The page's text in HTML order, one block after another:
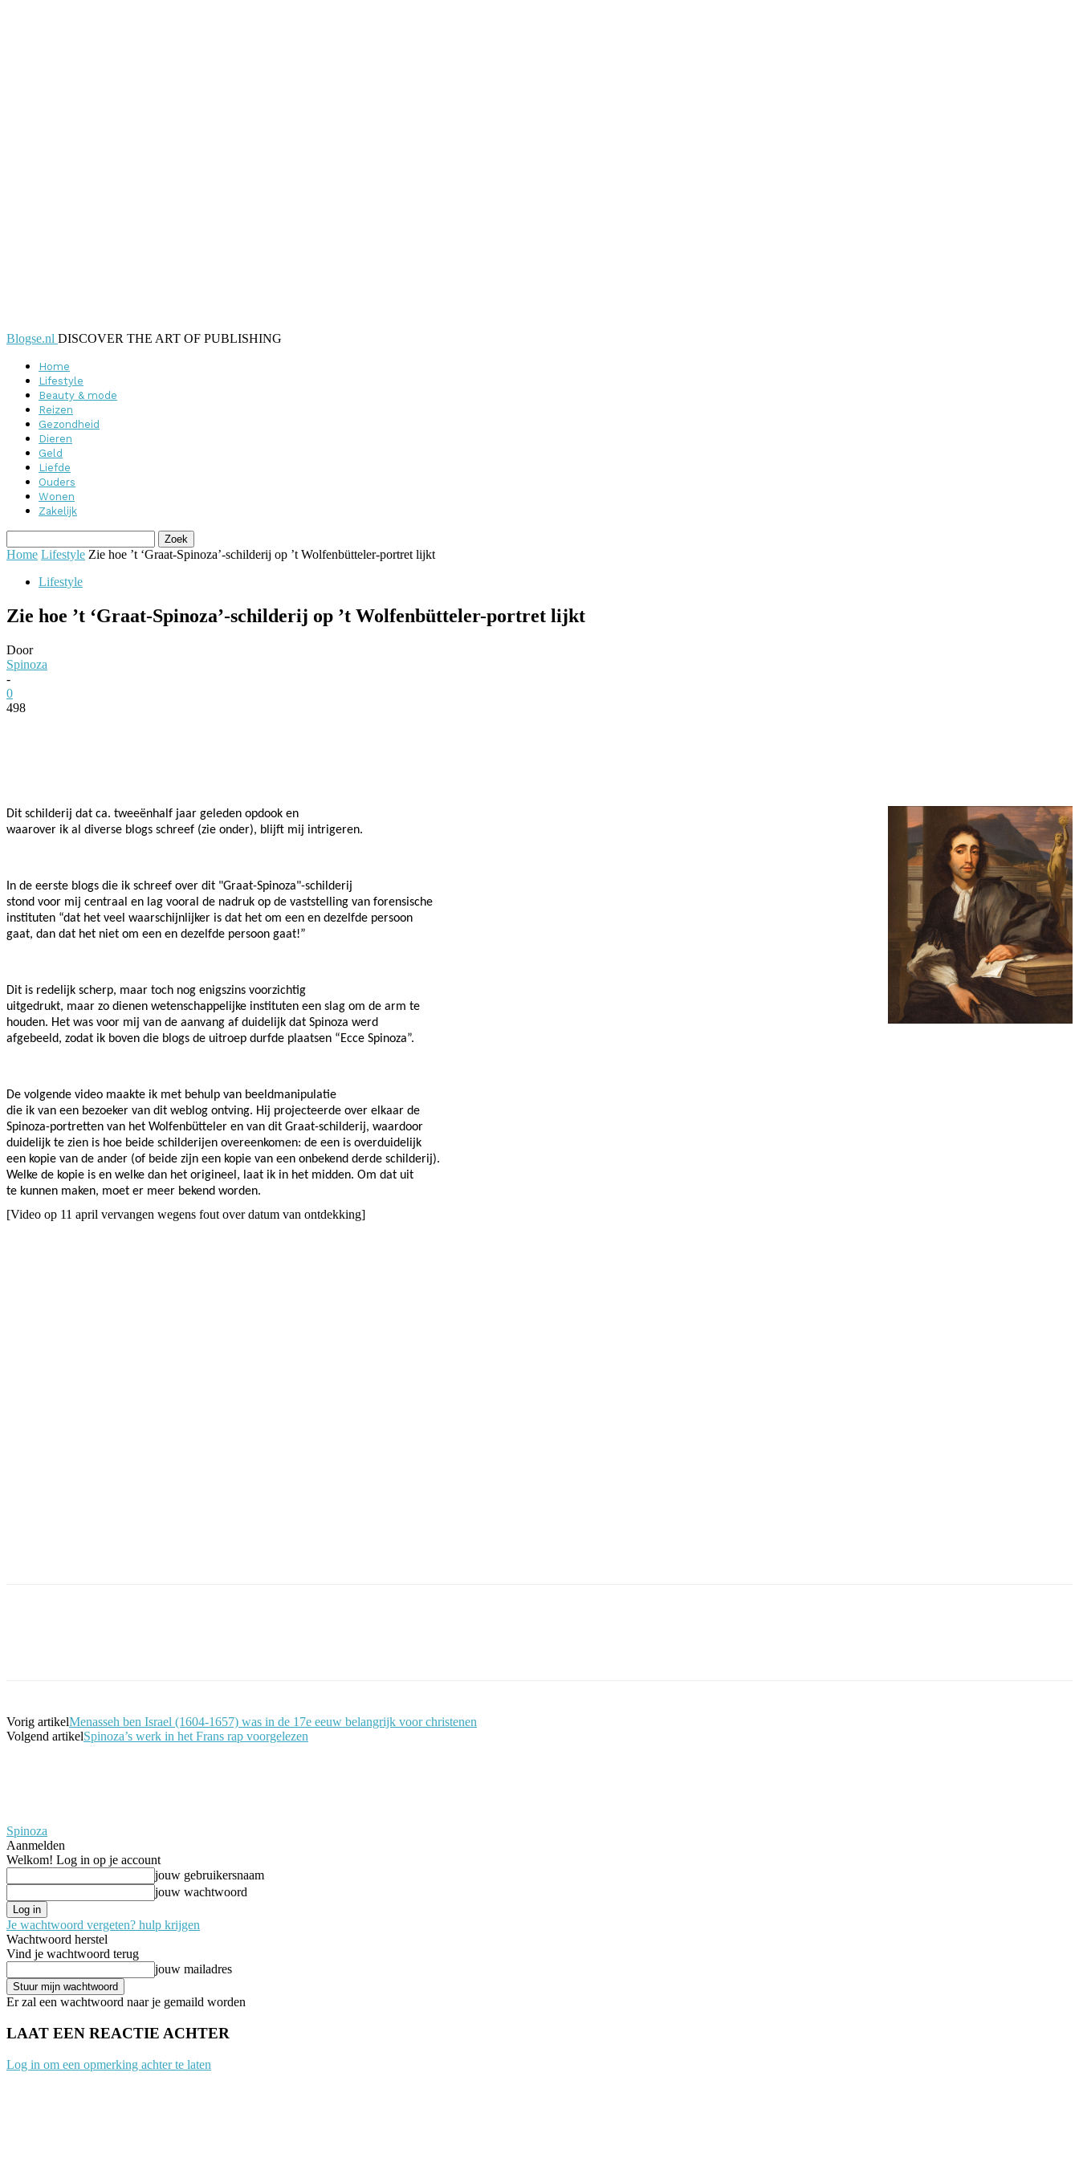
Blogse.nl DISCOVER THE ART OF PUBLISHING
Home
Lifestyle
Beauty & mode
Reizen
Gezondheid
Dieren
Geld
Liefde
Ouders
Wonen
Zakelijk
Home Lifestyle Zie hoe ’t ‘Graat-Spinoza’-schilderij op ’t Wolfenbütteler-portret lijkt
Lifestyle
Zie hoe ’t ‘Graat-Spinoza’-schilderij op ’t Wolfenbütteler-portret lijkt
Door
Spinoza
-
0
498
Dit schilderij dat ca. tweeënhalf jaar geleden opdook en
waarover ik al diverse blogs schreef (zie onder), blijft mij intrigeren.
In de eerste blogs die ik schreef over dit "Graat-Spinoza"-schilderij
stond voor mij centraal en lag vooral de nadruk op de vaststelling van forensische
instituten “dat het veel waarschijnlijker is dat het om een en dezelfde persoon
gaat, dan dat het niet om een en dezelfde persoon gaat!”
Dit is redelijk scherp, maar toch nog enigszins voorzichtig
uitgedrukt, maar zo dienen wetenschappelijke instituten een slag om de arm te
houden. Het was voor mij van de aanvang af duidelijk dat Spinoza werd
afgebeeld, zodat ik boven die blogs de uitroep durfde plaatsen “Ecce Spinoza”.
De volgende video maakte ik met behulp van beeldmanipulatie
die ik van een bezoeker van dit weblog ontving. Hij projecteerde over elkaar de
Spinoza-portretten van het Wolfenbütteler en van dit Graat-schilderij, waardoor
duidelijk te zien is hoe beide schilderijen overeenkomen: de een is overduidelijk
een kopie van de ander (of beide zijn een kopie van een onbekend derde schilderij).
Welke de kopie is en welke dan het origineel, laat ik in het midden. Om dat uit
te kunnen maken, moet er meer bekend worden.
[Video op 11 april vervangen wegens fout over datum van ontdekking]
Vorig artikelMenasseh ben Israel (1604-1657) was in de 17e eeuw belangrijk voor christenen
Volgend artikelSpinoza’s werk in het Frans rap voorgelezen
Spinoza
Aanmelden
Welkom! Log in op je account
jouw gebruikersnaam
jouw wachtwoord
Je wachtwoord vergeten? hulp krijgen
Wachtwoord herstel
Vind je wachtwoord terug
jouw mailadres
Er zal een wachtwoord naar je gemaild worden
LAAT EEN REACTIE ACHTER
Log in om een opmerking achter te laten